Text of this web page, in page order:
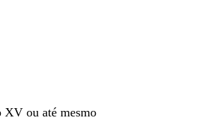
XV ou até mesmo